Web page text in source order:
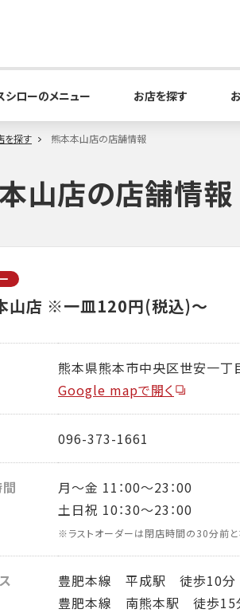
シローのメニュー お店を探す
を探す 熊本本山店の店舗情報
山店の店舗情報
山店 ※一皿120円(税込)～
熊本県熊本市中央区世安一丁
Google mapで開く
096-373-1661
月～金 11：00～23：00
土日祝 10：30～23：00
※ラストオーダーは閉店時間の30分前と
豊肥本線 平成駅 徒歩10分
豊肥本線 南熊本駅 徒歩15